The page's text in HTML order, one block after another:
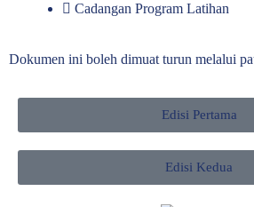
Cadangan Program Latihan
Dokumen ini boleh dimuat turun melalui
Edisi Pertama
Edisi Kedua